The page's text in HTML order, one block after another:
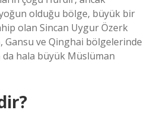
olduğu bölge, büyük bir
olan Sincan Uygur Özerk
Gansu ve Qinghai bölgelerinde
hala büyük Müslüman